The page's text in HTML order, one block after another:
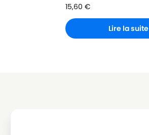
15,60 €
Lire la suite